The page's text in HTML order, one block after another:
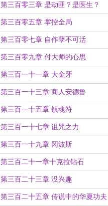
第三百零三章 是劫匪？是医生？
第三百零五章 掌控全局
第三百零七章 自作孽不可活
第三百零九章 付大师的心思
第三百一十一章 大金牙
第三百一十三章 商人安德鲁
第三百一十五章 镇魂符
第三百一十七章 诅咒之力
第三百一十九章 冈波斯
第三百二十一章十克拉钻石
第三百二十三章 没兴趣
第三百二十五章 传说中的华夏功夫